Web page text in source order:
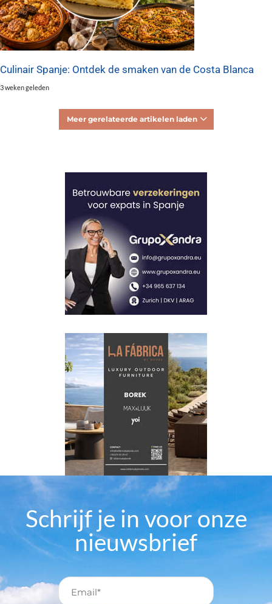
Culinair Spanje: Ontdek de smaken van de Costa Blanca
3 weken geleden
Meer gerelateerde artikelen laden
Schrijf je in voor onze
nieuwsbrief